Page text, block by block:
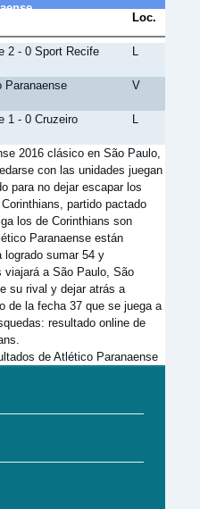
Loc.
2 - 0 Sport Recife L
Paranaense V
1 - 0 Cruzeiro L
2016 clásico en São Paulo,
con las unidades juegan
para no dejar escapar los
partido pactado
los de Corinthians son
Paranaense están
logrado sumar 54 y
viajará a São Paulo, São
su rival y dejar atrás a
de la fecha 37 que se juega a
resultado online de
de Atlético Paranaense